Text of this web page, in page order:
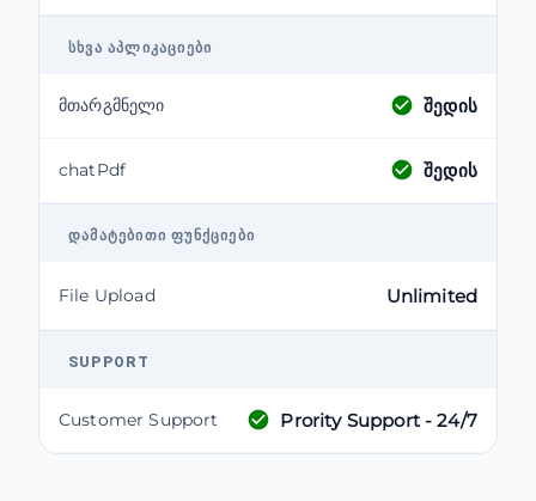
ᲡᲮᲕᲐ ᲐᲞᲚᲘᲙᲐᲪᲘᲔᲑᲘ
მთარგმნელი შედის
chatPdf შედის
ᲓᲐᲛᲐᲢᲔᲑᲘᲗᲘ ᲤᲣᲜᲥᲪᲘᲔᲑᲘ
File Upload Unlimited
SUPPORT
Customer Support Prority Support - 24/7